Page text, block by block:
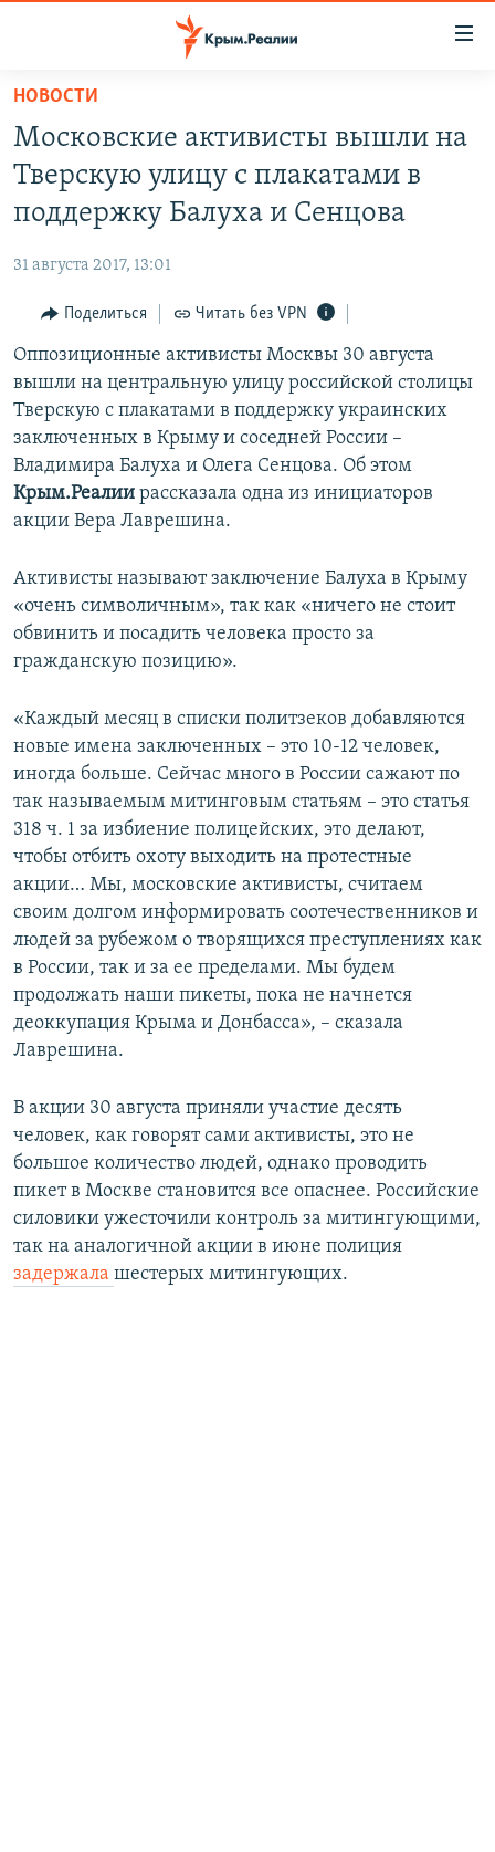
Вернуться
основному
содержанию
Вернутся
главной
навигации
Вернутся
поиску
11 ЛЕТ ОККУПАЦИИ КРЫМА. 11 ИСТОРИЙ СОПРОТИВЛЕНИЯ
ВОДА
ЕЩЕ
ИНТЕРАКТИВ
ИНФОГРАФИКА
ТЕЛЕПРОЕКТ КРЫМ.РЕАЛИИ
СОВЕТЫ ПРАВОЗАЩИТНИКОВ
ПРОПАВШИЕ БЕЗ ВЕСТИ
ПОБЕДИТЕЛЕЙ НЕ СУДЯТ?
УКРАИНСКАЯ ПРОБЛЕМА КРЫМА
РАДІО СВОБОДА
КАК ОБОЙТИ БЛОКИРОВКУ
Українською
Qırımtatar
ПРИСОЕДИНЯЙТЕСЬ!
Все сайты RFE/RL
НОВОСТИ
Московские активисты вышли на
Тверскую улицу с плакатами в
поддержку Балуха и Сенцова
31 августа 2017, 13:01
Поделиться Читать без VPN
Оппозиционные активисты Москвы 30 августа
вышли на центральную улицу российской столицы
Тверскую с плакатами в поддержку украинских
заключенных в Крыму и соседней России –
Владимира Балуха и Олега Сенцова. Об этом
Крым.Реалии рассказала одна из инициаторов
акции Вера Лаврешина.
Активисты называют заключение Балуха в Крыму
«очень символичным», так как «ничего не стоит
обвинить и посадить человека просто за
гражданскую позицию».
«Каждый месяц в списки политзеков добавляются
новые имена заключенных – это 10-12 человек,
иногда больше. Сейчас много в России сажают по
так называемым митинговым статьям – это статья
318 ч. 1 за избиение полицейских, это делают,
чтобы отбить охоту выходить на протестные
акции… Мы, московские активисты, считаем
своим долгом информировать соотечественников и
людей за рубежом о творящихся преступлениях как
в России, так и за ее пределами. Мы будем
продолжать наши пикеты, пока не начнется
деоккупация Крыма и Донбасса», – сказала
Лаврешина.
В акции 30 августа приняли участие десять
человек, как говорят сами активисты, это не
большое количество людей, однако проводить
пикет в Москве становится все опаснее. Российские
силовики ужесточили контроль за митингующими,
так на аналогичной акции в июне полиция
задержала шестерых митингующих.